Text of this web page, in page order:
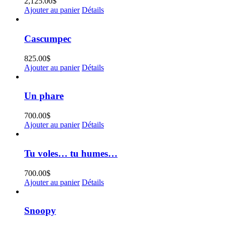
Ajouter au panier Détails
Cascumpec
825.00$
Ajouter au panier Détails
Un phare
700.00$
Ajouter au panier Détails
Tu voles… tu humes…
700.00$
Ajouter au panier Détails
Snoopy